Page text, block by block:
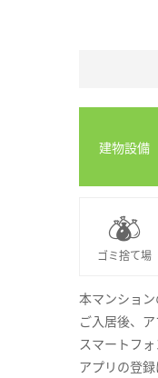
建物設備
ゴミ捨て場
本マンショ
ご入居後、
スマートフ
アプリの登